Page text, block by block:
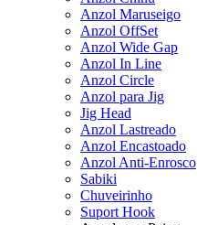
Anzol Maruseigo
Anzol OffSet
Anzol Wide Gap
Anzol In Line
Anzol Circle
Anzol para Jig
Jig Head
Anzol Lastreado
Anzol Encastoado
Anzol Anti-Enrosco
Sabiki
Chuveirinho
Suport Hook